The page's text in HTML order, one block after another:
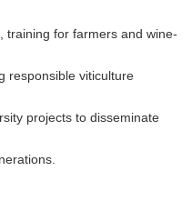
training for farmers and wine-
responsible viticulture
projects to disseminate